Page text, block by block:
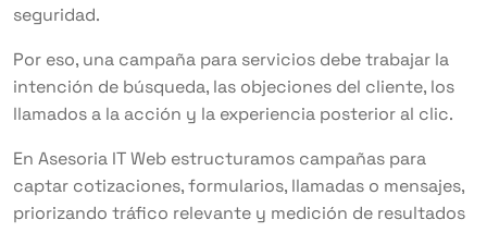
seguridad.
Por eso, una campaña para servicios debe trabajar la
intención de búsqueda, las objeciones del cliente, los
llamados a la acción y la experiencia posterior al clic.
En Asesoria IT Web estructuramos campañas para
captar cotizaciones, formularios, llamadas o mensajes,
priorizando tráfico relevante y medición de resultados